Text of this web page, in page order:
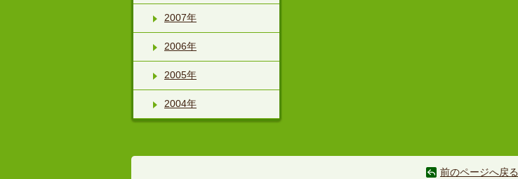
2007年
2006年
2005年
2004年
前のページへ戻る